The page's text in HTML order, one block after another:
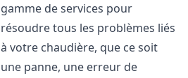
gamme de services pour
résoudre tous les problèmes liés
à votre chaudière, que ce soit
une panne, une erreur de